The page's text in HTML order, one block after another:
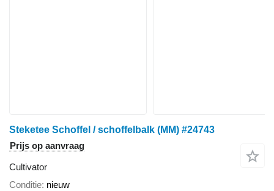
Steketee Schoffel / schoffelbalk (MM) #24743
Prijs op aanvraag
Cultivator
Conditie nieuw